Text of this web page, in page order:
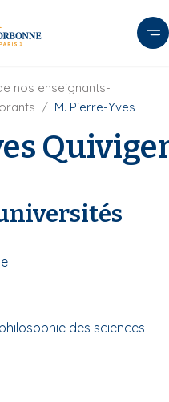
nos enseignants-
M. Pierre-Yves
des sciences